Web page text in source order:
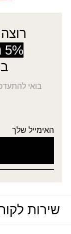
5% הנחה
בואי
האימייל שלך
שירות